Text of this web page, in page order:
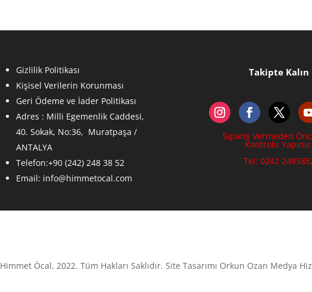
Gizlilik Politikası
Kişisel Verilerin Korunması
Geri Ödeme ve İader Politikası
Adres : Milli Egemenlik Caddesi,
40. Sokak, No:36, Muratpaşa /
ANTALYA
Telefon:+90 (242) 248 38 52
Email: info@himmetocal.com
Takipte Kalın
Sipariş Vermeden
Kontrolu
Tel: 0242
Himmet Öcal, 2022. Tüm Hakları Saklıdır. Site Tasarımı Orkun Ozan Medya